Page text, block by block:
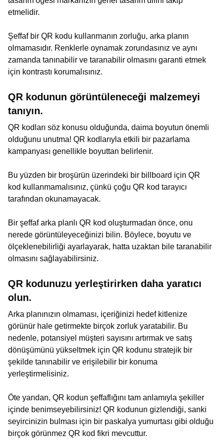
etmelidir.
Şeffaf bir QR kodu kullanmanın zorluğu, arka planın
olmamasıdır. Renklerle oynamak zorundasınız ve aynı
zamanda tanınabilir ve taranabilir olmasını garanti etmek
için kontrastı korumalısınız.
QR kodunun görüntüleneceği malzemeyi
tanıyın.
QR kodları söz konusu olduğunda, daima boyutun önemli
olduğunu unutma! QR kodlarıyla etkili bir pazarlama
kampanyası genellikle boyuttan belirlenir.
Bu yüzden bir broşürün üzerindeki bir billboard için QR
kod kullanmamalısınız, çünkü çoğu QR kod tarayıcı
tarafından okunamayacak.
Bir şeffaf arka planlı QR kod oluşturmadan önce, onu
nerede görüntüleyeceğinizi bilin. Böylece, boyutu ve
ölçeklenebilirliği ayarlayarak, hatta uzaktan bile taranabilir
olmasını sağlayabilirsiniz.
QR kodunuzu yerleştirirken daha yaratıcı
olun.
Arka planınızın olmaması, içeriğinizi hedef kitlenize
görünür hale getirmekte birçok zorluk yaratabilir. Bu
nedenle, potansiyel müşteri sayısını artırmak ve satış
dönüşümünü yükseltmek için QR kodunu stratejik bir
şekilde tanınabilir ve erişilebilir bir konuma
yerleştirmelisiniz.
Öte yandan, QR kodun şeffaflığını tam anlamıyla şekiller
içinde benimseyebilirsiniz! QR kodunun gizlendiği, sanki
seyircinizin bulması için bir paskalya yumurtası gibi olduğu
birçok görünmez QR kod fikri mevcuttur.